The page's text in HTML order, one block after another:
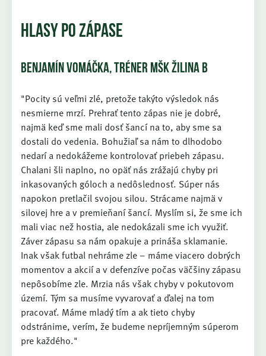
HLASY PO ZÁPASE
BENJAMÍN VOMÁČKA, TRÉNER MŠK ŽILINA B
"Pocity sú veľmi zlé, pretože takýto výsledok nás
nesmierne mrzí. Prehrať tento zápas nie je dobré,
najmä keď sme mali dosť šancí na to, aby sme sa
dostali do vedenia. Bohužiaľ sa nám to dlhodobo
nedarí a nedokážeme kontrolovať priebeh zápasu.
Chalani šli naplno, no opäť nás zrážajú chyby pri
inkasovaných góloch a nedôslednosť. Súper nás
napokon pretlačil svojou silou. Strácame najmä v
silovej hre a v premieňaní šancí. Myslím si, že sme ich
mali viac než hostia, ale nedokázali sme ich využiť.
Záver zápasu sa nám opakuje a prináša sklamanie.
Inak však futbal nehráme zle – máme viacero dobrých
momentov a akcií a v defenzíve počas väčšiny zápasu
nepôsobíme zle. Mrzia nás však chyby v pokutovom
území. Tým sa musíme vyvarovať a ďalej na tom
pracovať. Máme mladý tím a ak tieto chyby
odstránime, verím, že budeme nepríjemným súperom
pre každého."